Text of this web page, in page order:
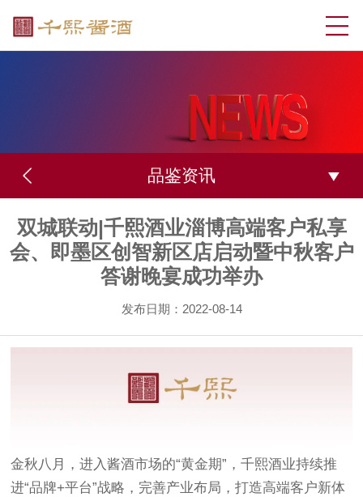
品鉴资讯
双城联动|千熙酒业淄博高端客户私享
会、即墨区创智新区店启动暨中秋客户
答谢晚宴成功举办
发布日期：2022-08-14
金秋八月，进入酱酒市场的“黄金期”，千熙酒业持续推
进“品牌+平台”战略，完善产业布局，打造高端客户新体